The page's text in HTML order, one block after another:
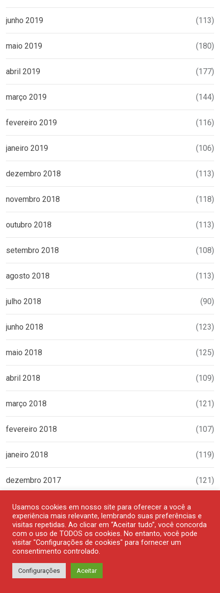
junho 2019 (113)
maio 2019 (180)
abril 2019 (177)
março 2019 (144)
fevereiro 2019 (116)
janeiro 2019 (106)
dezembro 2018 (113)
novembro 2018 (118)
outubro 2018 (113)
setembro 2018 (108)
agosto 2018 (113)
julho 2018 (90)
junho 2018 (123)
maio 2018 (125)
abril 2018 (109)
março 2018 (121)
fevereiro 2018 (107)
janeiro 2018 (119)
dezembro 2017 (121)
novembro 2017
outubro 2017 (107)
setembro 2017
Usamos cookies em nosso site para oferecer a você a
experiência mais relevante, lembrando suas preferências e
visitas repetidas. Ao clicar em “Aceitar tudo”, você concorda
com o uso de TODOS os cookies. No entanto, você pode
visitar "Configurações de cookies" para fornecer um
consentimento controlado.
Configurações Aceitar